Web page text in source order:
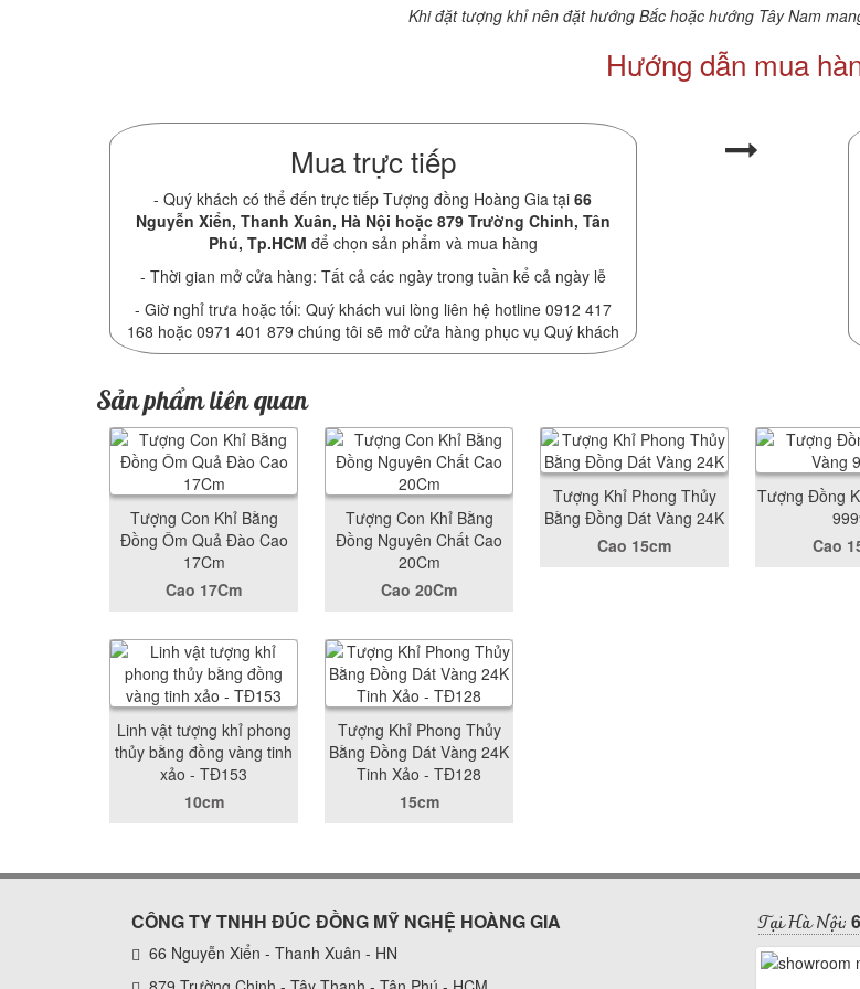
Khi đặt tượng khỉ nên đặt hướng Bắc hoặc hướng Tây Nam
Hướng dẫn mua
Mua trực tiếp
- Quý khách có thể đến trực tiếp Tượng đồng Hoàng Gia tại66
Nguyễn Xiển, Thanh Xuân, Hà Nội hoặc 879 Trường Chinh, Tân
Phú, Tp.HCM để chọn sản phẩm và mua hàng
- Thời gian mở cửa hàng: Tất cả các ngày trong tuần kể cả ngày lễ
- Giờ nghỉ trưa hoặc tối: Quý khách vui lòng liên hệ hotline 0912 417
168 hoặc 0971 401 879 chúng tôi sẽ mở cửa hàng phục vụ Quý khách
Sản phẩm liên quan
Tượng Con Khỉ Bằng
Đồng Ôm Quả Đào Cao
17Cm
Cao 17Cm
Tượng Con Khỉ Bằng
Đồng Nguyên Chất Cao
20Cm
Cao 20Cm
Tượng Khỉ Phong Thủy
Bằng Đồng Dát Vàng 24K
Cao 15cm
Tượng Đồng
Cao
Linh vật tượng khỉ phong
thủy bằng đồng vàng tinh
xảo - TĐ153
10cm
Tượng Khỉ Phong Thủy
Bằng Đồng Dát Vàng 24K
Tinh Xảo - TĐ128
15cm
CÔNG TY TNHH ĐÚC ĐỒNG MỸ NGHỆ HOÀNG GIA
66 Nguyễn Xiển - Thanh Xuân - HN
Tại Hà Nội: